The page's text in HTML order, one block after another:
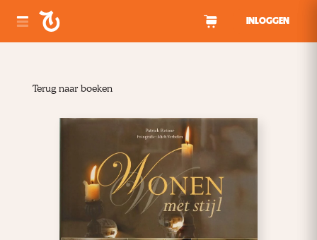
INLOGGEN
Terug naar boeken